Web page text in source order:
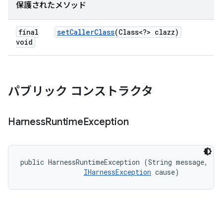
保護されたメソッド
final
void
setCallerClass(Class<?> clazz)
パブリック コンストラクタ
HarnessRuntimeException
public HarnessRuntimeException (String message,
IHarnessException cause)